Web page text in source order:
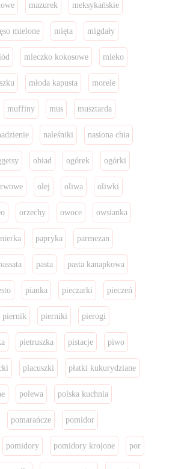
mazurek meksykańskie
mielone mięta migdały
mleczko kokosowe mleko
młoda kapusta morele
muffiny mus musztarda
naleśniki nasiona chia
obiad ogórek ogórki
olej oliwa oliwki
orzechy owoce owsianka
papryka parmezan
pasta pasta kanapkowa
pianka pieczarki pieczeń
piernik pierniki pierogi
pietruszka pistacje piwo
placuszki płatki kukurydziane
polewa polska kuchnia
pomarańcze pomidor
pomidory pomidory krojone por